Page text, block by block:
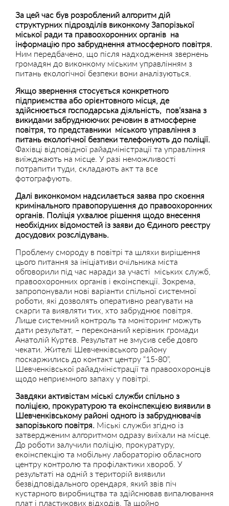
За цей час був розроблений алгоритм дій
структурних підрозділів виконкому Запорізької
міської ради та правоохоронних органів на
інформацію про забруднення атмосферного повітря.
Ним передбачено, що після надходження звернень
громадян до виконкому міським управлінням з
питань екологічної безпеки вони аналізуються.
Якщо звернення стосується конкретного
підприємства або орієнтовного місця, де
здійснюється господарська діяльність, пов’язана з
викидами забруднюючих речовин в атмосферне
повітря, то представники міського управління з
питань екологічної безпеки телефонують до поліції.
Фахівці відповідної райадміністрації та управління
виїжджають на місце. У разі неможливості
потрапити туди, складають акт та все
фотографують.
Далі виконкомом надсилається заява про скоєння
кримінального правопорушення до правоохоронних
органів. Поліція ухвалює рішення щодо внесення
необхідних відомостей із заяви до Єдиного реєстру
досудових розслідувань.
Проблему смороду в повітрі та шляхи вирішення
цього питання за ініціативи очільника міста
обговорили під час наради за участі міських служб,
правоохоронних органів і екоінспекції. Зокрема,
запропонували нові варіанти спільної системної
роботи, які дозволять оперативно реагувати на
скарги та виявляти тих, хто забруднює повітря.
Лише системний контроль та моніторинг можуть
дати результат, – переконаний керівник громади
Анатолій Куртєв. Результат не змусив себе довго
чекати. Жителі Шевченківського району
поскаржились до контакт центру “15-80”,
Шевченківської райадміністрації та правоохоронців
щодо неприємного запаху у повітрі.
Завдяки активістам міські служби спільно з
поліцією, прокуратурою та екоінспекцією виявили в
Шевченківському районі одного із забруднювачів
запорізького повітря. Міські служби згідно із
затвердженим алгоритмом одразу виїхали на місце.
До роботи залучили поліцію, прокуратуру,
екоінспекцію та мобільну лабораторію обласного
центру контролю та профілактики хвороб. У
результаті на одній з територій виявили
безвідповідального орендаря, який звів піч
кустарного виробництва та здійснював випалювання
плат і пластикових відходів. Та щойно